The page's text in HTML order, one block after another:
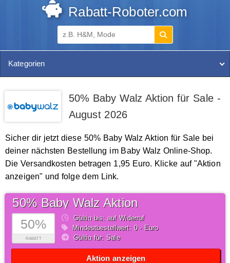
Rabatt-Roboter.com
Kategorien
50% Baby Walz Aktion für Sale -
August 2026
Sicher dir jetzt diese 50% Baby Walz Aktion für Sale bei
deiner nächsten Bestellung im Baby Walz Online-Shop.
Die Versandkosten betragen 1,95 Euro. Klicke auf "Aktion
anzeigen" und folge dem Link.
50%
RABATT
50% Baby Walz Aktion
Gültig bis: auf Widerruf
Mindestbestellwert: 0,- Euro
Gültig für: Sale
Aktion anzeigen